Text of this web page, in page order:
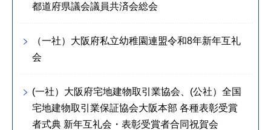
都道府県議会議員共済会総会
（一社）大阪府私立幼稚園連盟令和8年新年互礼
会
(一社）大阪府宅地建物取引業協会、(公社）全国
宅地建物取引業保証協会大阪本部 各種表彰受賞
者式典 新年互礼会・表彰受賞者合同祝賀会